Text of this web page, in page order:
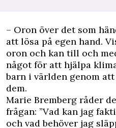
– Oron över det som
att lösa på egen hand.
oron och kan till och
något för att hjälpa
barn i världen genom
dem.
Marie Bremberg råder
frågan: ”Vad kan jag
och vad behöver jag